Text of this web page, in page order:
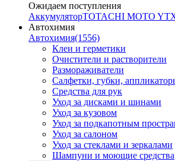
Ожидаем поступления
АккумуляторTOTACHI MOTO
Автохимия
Автохимия(1556)
Клеи и герметики
Очистители и растворители
Размораживатели
Салфетки, губки,
Средства для рук
Уход за дисками и шинами
Уход за кузовом
Уход за подкапотным
Уход за салоном
Уход за стеклами и зеркалами
Шампуни и моющие средства